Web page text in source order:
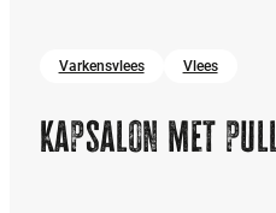
Varkensvlees Vlees
Kapsalon met